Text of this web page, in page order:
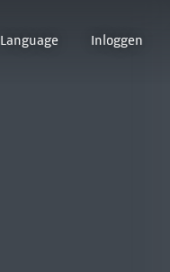
Language Inloggen